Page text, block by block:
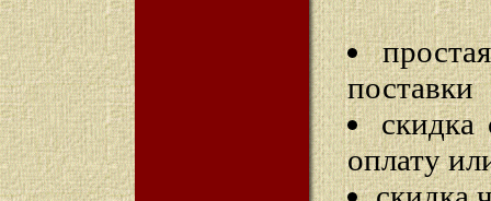
поставки
скидка
оплату